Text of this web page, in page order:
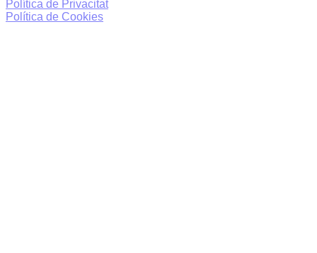
Política de Privacitat
Política de Cookies